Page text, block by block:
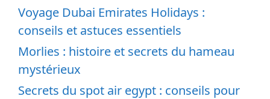
Voyage Dubai Emirates Holidays :
conseils et astuces essentiels
Morlies : histoire et secrets du hameau
mystérieux
Secrets du spot air egypt : conseils pour